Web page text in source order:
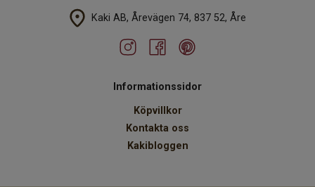
Kaki AB, Årevägen 74, 837 52, Åre
Informationssidor
Köpvillkor
Kontakta oss
Kakibloggen